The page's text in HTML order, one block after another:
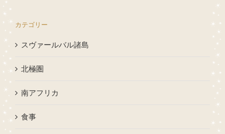
カテゴリー
スヴァールバル諸島
北極圏
南アフリカ
食事